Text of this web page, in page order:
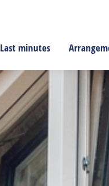
Last minutes